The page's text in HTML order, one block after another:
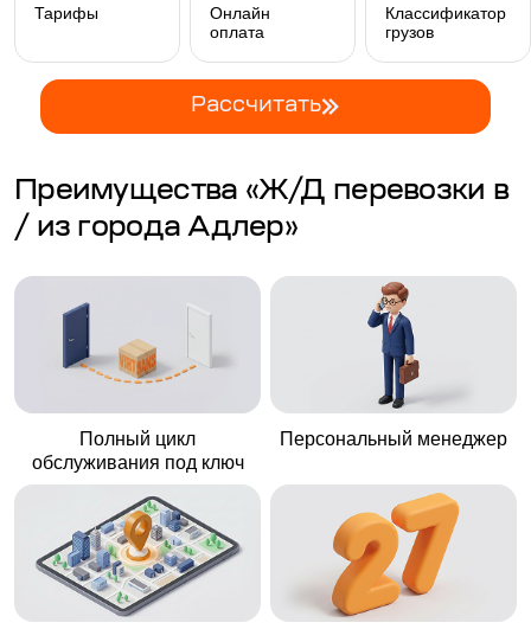
Тарифы
Онлайн
оплата
Классификатор
грузов
Рассчитать
Преимущества «Ж/Д перевозки в
/ из города Адлер»
Полный цикл
обслуживания под ключ
Персональный менеджер